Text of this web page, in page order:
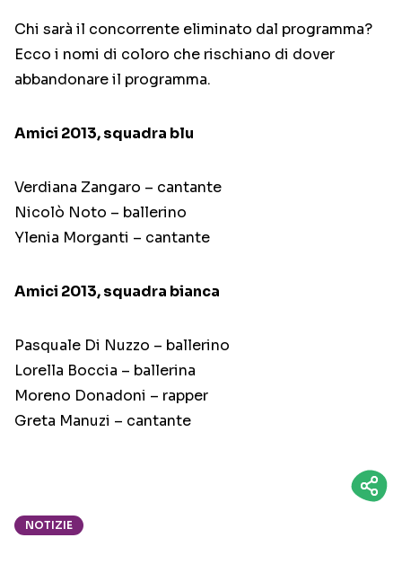
Chi sarà il concorrente eliminato dal programma?
Ecco i nomi di coloro che rischiano di dover
abbandonare il programma.
Amici 2013, squadra blu
Verdiana Zangaro – cantante
Nicolò Noto – ballerino
Ylenia Morganti – cantante
Amici 2013, squadra bianca
Pasquale Di Nuzzo – ballerino
Lorella Boccia – ballerina
Moreno Donadoni – rapper
Greta Manuzi – cantante
NOTIZIE